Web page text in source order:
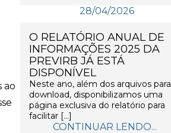
ao
28/04/2026
O RELATÓRIO ANUAL DE
INFORMAÇÕES 2025 DA
PREVIRB JÁ ESTÁ
DISPONÍVEL
Neste ano, além dos arquivos para
download, disponibilizamos uma
página exclusiva do relatório para
facilitar […]
CONTINUAR LENDO...